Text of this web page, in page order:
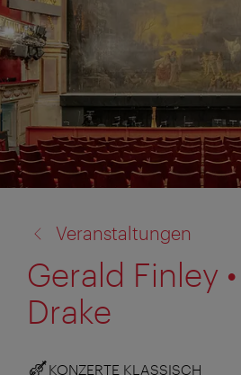
zu:
Veranstaltungen
Gerald Finley
Drake
KONZERTE KLASSISCH